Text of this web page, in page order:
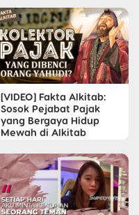
[VIDEO] Fakta Alkitab:
Sosok Pejabat Pajak
yang Bergaya Hidup
Mewah di Alkitab